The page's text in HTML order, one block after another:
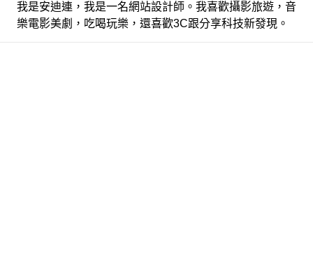
我是安迪連，我是一名網站設計師。我喜歡攝影旅遊，音
樂電影美劇，吃喝玩樂，還喜歡3C跟分享科技新發現。